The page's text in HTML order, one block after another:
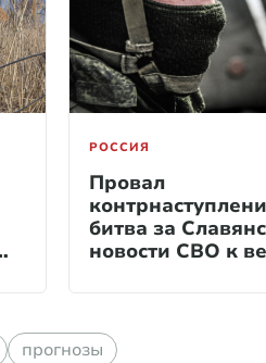
РОССИЯ
Провал
битва за
новости СВО к
прогнозы